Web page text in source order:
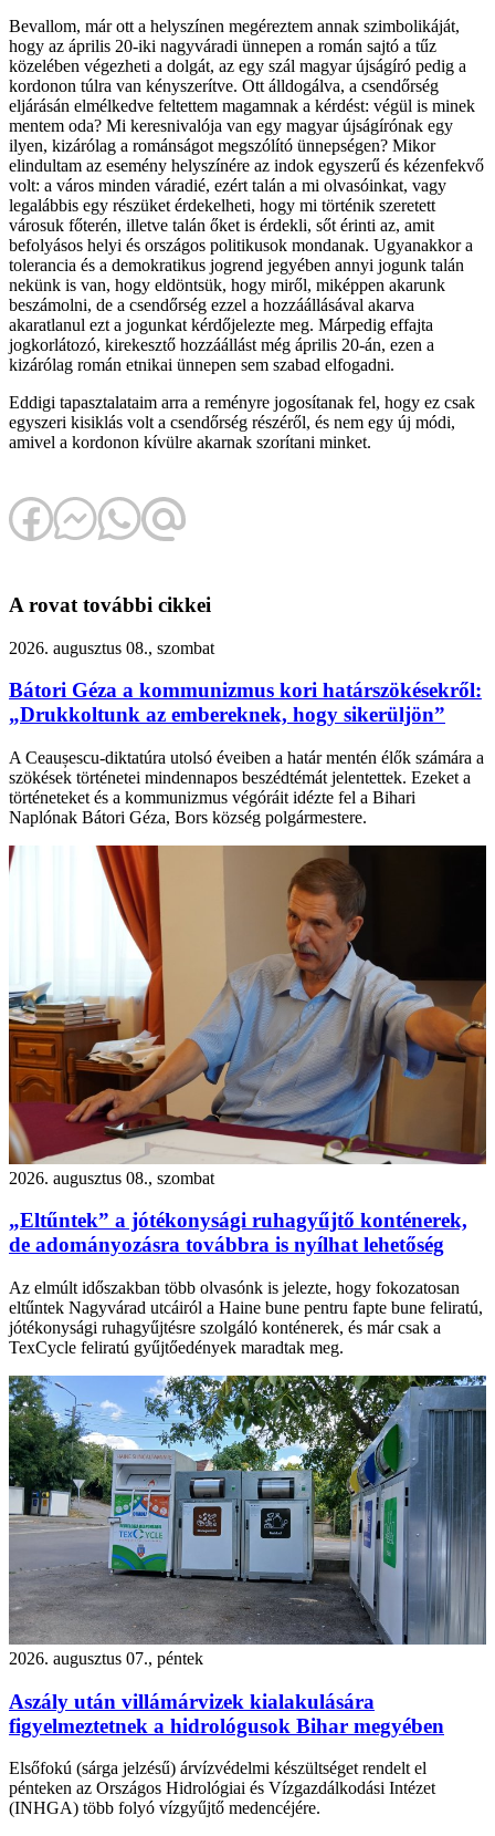
Bevallom, már ott a helyszínen megéreztem annak szimbolikáját,
hogy az április 20-iki nagyváradi ünnepen a román sajtó a tűz
közelében végezheti a dolgát, az egy szál magyar újságíró pedig a
kordonon túlra van kényszerítve. Ott álldogálva, a csendőrség
eljárásán elmélkedve feltettem magamnak a kérdést: végül is minek
mentem oda? Mi keresnivalója van egy magyar újságírónak egy
ilyen, kizárólag a románságot megszólító ünnepségen? Mikor
elindultam az esemény helyszínére az indok egyszerű és kézenfekvő
volt: a város minden váradié, ezért talán a mi olvasóinkat, vagy
legalábbis egy részüket érdekelheti, hogy mi történik szeretett
városuk főterén, illetve talán őket is érdekli, sőt érinti az, amit
befolyásos helyi és országos politikusok mondanak. Ugyanakkor a
tolerancia és a demokratikus jogrend jegyében annyi jogunk talán
nekünk is van, hogy eldöntsük, hogy miről, miképpen akarunk
beszámolni, de a csendőrség ezzel a hozzáállásával akarva
akaratlanul ezt a jogunkat kérdőjelezte meg. Márpedig effajta
jogkorlátozó, kirekesztő hozzáállást még április 20-án, ezen a
kizárólag román etnikai ünnepen sem szabad elfogadni.
Eddigi tapasztalataim arra a reményre jogosítanak fel, hogy ez csak
egyszeri kisiklás volt a csendőrség részéről, és nem egy új módi,
amivel a kordonon kívülre akarnak szorítani minket.
A rovat további cikkei
2026. augusztus 08., szombat
Bátori Géza a kommunizmus kori határszökésekről:
„Drukkoltunk az embereknek, hogy sikerüljön”
A Ceaușescu-diktatúra utolsó éveiben a határ mentén élők számára a
szökések történetei mindennapos beszédtémát jelentettek. Ezeket a
történeteket és a kommunizmus végóráit idézte fel a Bihari
Naplónak Bátori Géza, Bors község polgármestere.
2026. augusztus 08., szombat
„Eltűntek” a jótékonysági ruhagyűjtő konténerek,
de adományozásra továbbra is nyílhat lehetőség
Az elmúlt időszakban több olvasónk is jelezte, hogy fokozatosan
eltűntek Nagyvárad utcáiról a Haine bune pentru fapte bune feliratú,
jótékonysági ruhagyűjtésre szolgáló konténerek, és már csak a
TexCycle feliratú gyűjtőedények maradtak meg.
2026. augusztus 07., péntek
Aszály után villámárvizek kialakulására
figyelmeztetnek a hidrológusok Bihar megyében
Elsőfokú (sárga jelzésű) árvízvédelmi készültséget rendelt el
pénteken az Országos Hidrológiai és Vízgazdálkodási Intézet
(INHGA) több folyó vízgyűjtő medencéjére.